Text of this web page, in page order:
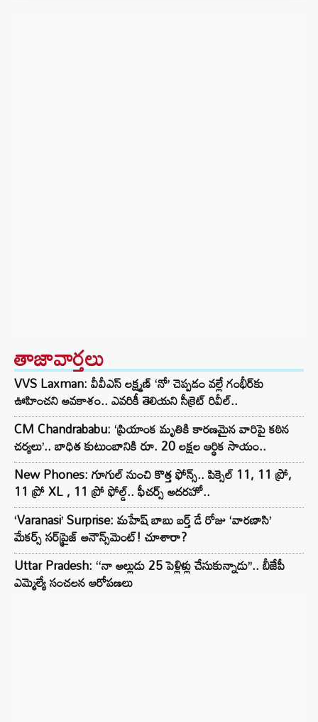
తాజావార్తలు
VVS Laxman: వీవీఎస్ లక్ష్మణ్ ‘నో’ చెప్పడం వల్లే గంభీర్‌కు
ఊహించని అవకాశం.. ఎవరికీ తెలియని సీక్రెట్ రివీల్..
CM Chandrababu: ‘ప్రియాంక మృతికి కారణమైన వారిపై కఠిన
చర్యలు’.. బాధిత కుటుంబానికి రూ. 20 లక్షల ఆర్థిక సాయం..
New Phones: గూగుల్ నుంచి కొత్త ఫోన్స్.. పిక్సెల్ 11, 11 ప్రో,
11 ప్రో XL , 11 ప్రో ఫోల్డ్.. ఫీచర్స్ అదరహో..
‘Varanasi’ Surprise: మహేష్ బాబు బర్త్ డే రోజు ‘వారణాసి’
మేకర్స్ సర్‌ప్రైజ్ అనౌన్స్‌మెంట్! చూశారా?
Uttar Pradesh: ‘‘నా అల్లుడు 25 పెళ్లిళ్లు చేసుకున్నాడు’’.. బీజేపీ
ఎమ్మెల్యే సంచలన ఆరోపణలు